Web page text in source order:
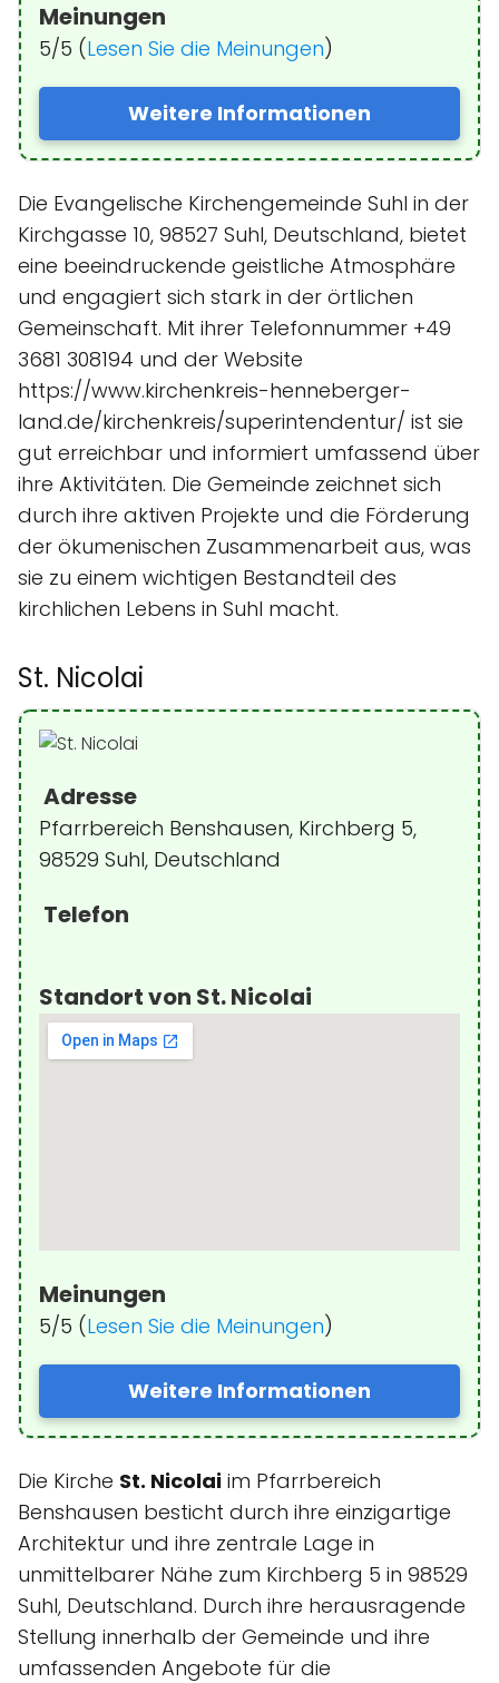
Meinungen
5/5 (Lesen Sie die Meinungen)
Weitere Informationen
Die Evangelische Kirchengemeinde Suhl in der
Kirchgasse 10, 98527 Suhl, Deutschland, bietet
eine beeindruckende geistliche Atmosphäre
und engagiert sich stark in der örtlichen
Gemeinschaft. Mit ihrer Telefonnummer +49
3681 308194 und der Website
https://www.kirchenkreis-henneberger-
land.de/kirchenkreis/superintendentur/ ist sie
gut erreichbar und informiert umfassend über
ihre Aktivitäten. Die Gemeinde zeichnet sich
durch ihre aktiven Projekte und die Förderung
der ökumenischen Zusammenarbeit aus, was
sie zu einem wichtigen Bestandteil des
kirchlichen Lebens in Suhl macht.
St. Nicolai
Adresse
Pfarrbereich Benshausen, Kirchberg 5,
98529 Suhl, Deutschland
Telefon
Standort von St. Nicolai
Meinungen
5/5 (Lesen Sie die Meinungen)
Weitere Informationen
Die Kirche St. Nicolai im Pfarrbereich
Benshausen besticht durch ihre einzigartige
Architektur und ihre zentrale Lage in
unmittelbarer Nähe zum Kirchberg 5 in 98529
Suhl, Deutschland. Durch ihre herausragende
Stellung innerhalb der Gemeinde und ihre
umfassenden Angebote für die